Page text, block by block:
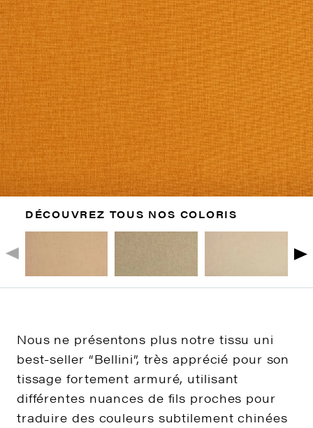
DÉCOUVREZ TOUS NOS COLORIS
Nous ne présentons plus notre tissu uni
best-seller “Bellini”, très apprécié pour son
tissage fortement armuré, utilisant
différentes nuances de fils proches pour
traduire des couleurs subtilement chinées